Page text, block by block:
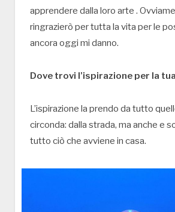
apprendere dalla loro arte .
ringrazierò per tutta la vita per le
ancora oggi mi danno.
Dove trovi l’ispirazione per la
L’ispirazione la prendo da tutto
circonda: dalla strada, ma anche e
tutto ciò che avviene in casa.